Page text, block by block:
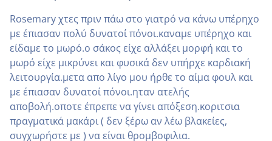
Rosemary χτες πριν πάω στο γιατρό να κάνω υπέρηχο
με έπιασαν πολύ δυνατοί πόνοι.καναμε υπέρηχο και
είδαμε το μωρό.ο σάκος είχε αλλάξει μορφή και το
μωρό είχε μικρύνει και φυσικά δεν υπήρχε καρδιακή
λειτουργία.μετα απο λίγο μου ήρθε το αίμα φουλ και
με έπιασαν δυνατοί πόνοι.ηταν ατελής
αποβολή.οποτε έπρεπε να γίνει απόξεση.κοριτσια
πραγματικά μακάρι ( δεν ξέρω αν λέω βλακείες,
συγχωρήστε με ) να είναι θρομβοφιλια.